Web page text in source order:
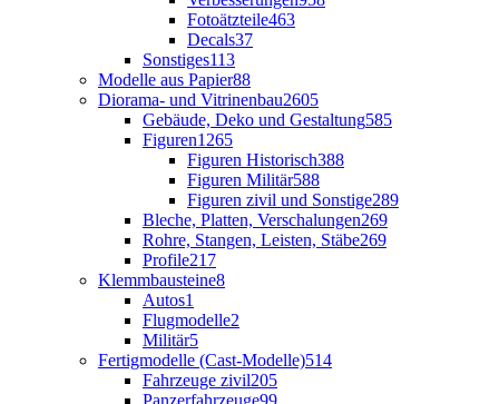
Fotoätzteile463
Decals37
Sonstiges113
Modelle aus Papier88
Diorama- und Vitrinenbau2605
Gebäude, Deko und Gestaltung585
Figuren1265
Figuren Historisch388
Figuren Militär588
Figuren zivil und Sonstige289
Bleche, Platten, Verschalungen269
Rohre, Stangen, Leisten, Stäbe269
Profile217
Klemmbausteine8
Autos1
Flugmodelle2
Militär5
Fertigmodelle (Cast-Modelle)514
Fahrzeuge zivil205
Panzerfahrzeuge99